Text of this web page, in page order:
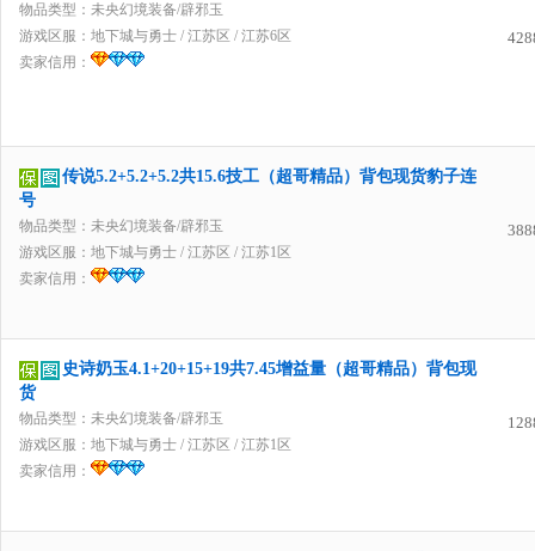
物品类型：未央幻境装备/辟邪玉
游戏区服： 地下城与勇士 / 江苏区 / 江苏6区
卖家信用：
传说5.2+5.2+5.2共15.6技工（超哥精品）背包现货豹子连
号
物品类型：未央幻境装备/辟邪玉
游戏区服： 地下城与勇士 / 江苏区 / 江苏1区
卖家信用：
史诗奶玉4.1+20+15+19共7.45增益量（超哥精品）背包现
货
物品类型：未央幻境装备/辟邪玉
游戏区服： 地下城与勇士 / 江苏区 / 江苏1区
卖家信用：